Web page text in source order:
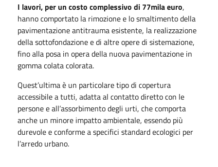
I lavori, per un costo complessivo di 77mila euro,
hanno comportato la rimozione e lo smaltimento della
pavimentazione antitrauma esistente, la realizzazione
della sottofondazione e di altre opere di sistemazione,
fino alla posa in opera della nuova pavimentazione in
gomma colata colorata.
Quest’ultima è un particolare tipo di copertura
accessibile a tutti, adatta al contatto diretto con le
persone e all’assorbimento degli urti, che comporta
anche un minore impatto ambientale, essendo più
durevole e conforme a specifici standard ecologici per
l’arredo urbano.